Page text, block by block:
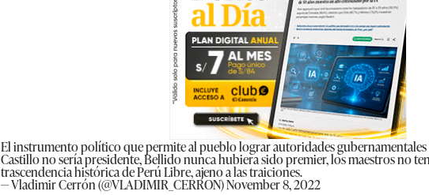
El instrumento político que permite al pueblo lograr autoridades gubernamentales
Castillo no sería presidente, Bellido nunca hubiera sido premier, los maestros no
trascendencia histórica de Perú Libre, ajeno a las traiciones.
— Vladimir Cerrón (@VLADIMIR_CERRON)November 8, 2022